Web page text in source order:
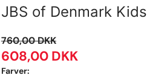
JBS of Denmark Kids
760,00DKK
608,00DKK
Farver: